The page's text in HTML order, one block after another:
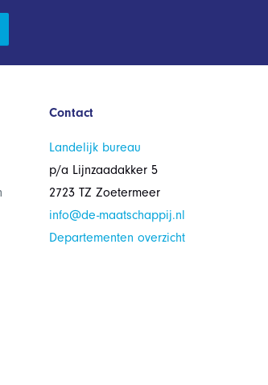
Contact
Landelijk bureau
p/a Lijnzaadakker 5
2723 TZ Zoetermeer
info@de-maatschappij.nl
Departementen overzicht